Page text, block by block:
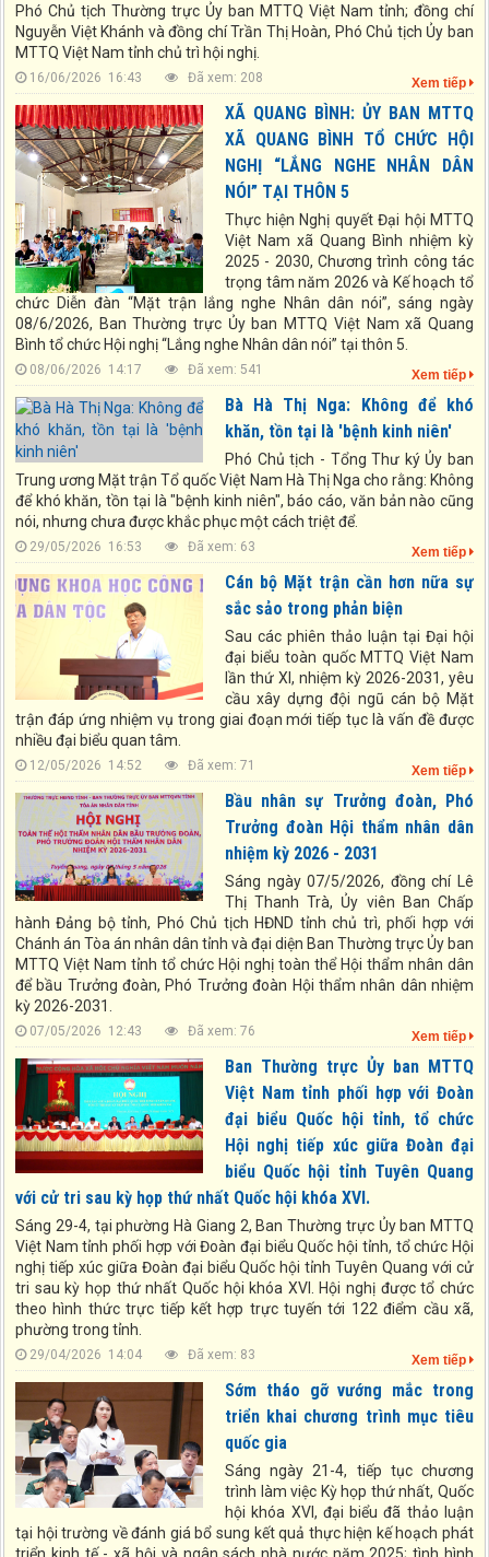
Phó Chủ tịch Thường trực Ủy ban MTTQ Việt Nam tỉnh; đồng chí
Nguyễn Việt Khánh và đồng chí Trần Thị Hoàn, Phó Chủ tịch Ủy ban
MTTQ Việt Nam tỉnh chủ trì hội nghị.
16/06/2026 16:43 Đã xem: 208 Xem tiếp
XÃ QUANG BÌNH: ỦY BAN MTTQ
XÃ QUANG BÌNH TỔ CHỨC HỘI
NGHỊ “LẮNG NGHE NHÂN DÂN
NÓI” TẠI THÔN 5
Thực hiện Nghị quyết Đại hội MTTQ
Việt Nam xã Quang Bình nhiệm kỳ
2025 - 2030, Chương trình công tác
trọng tâm năm 2026 và Kế hoạch tổ
chức Diễn đàn “Mặt trận lắng nghe Nhân dân nói”, sáng ngày
08/6/2026, Ban Thường trực Ủy ban MTTQ Việt Nam xã Quang
Bình tổ chức Hội nghị “Lắng nghe Nhân dân nói” tại thôn 5.
08/06/2026 14:17 Đã xem: 541 Xem tiếp
Bà Hà Thị Nga: Không để khó
khăn, tồn tại là 'bệnh kinh niên'
Phó Chủ tịch - Tổng Thư ký Ủy ban
Trung ương Mặt trận Tổ quốc Việt Nam Hà Thị Nga cho rằng: Không
để khó khăn, tồn tại là "bệnh kinh niên", báo cáo, văn bản nào cũng
nói, nhưng chưa được khắc phục một cách triệt để.
29/05/2026 16:53 Đã xem: 63 Xem tiếp
Cán bộ Mặt trận cần hơn nữa sự
sắc sảo trong phản biện
Sau các phiên thảo luận tại Đại hội
đại biểu toàn quốc MTTQ Việt Nam
lần thứ XI, nhiệm kỳ 2026-2031, yêu
cầu xây dựng đội ngũ cán bộ Mặt
trận đáp ứng nhiệm vụ trong giai đoạn mới tiếp tục là vấn đề được
nhiều đại biểu quan tâm.
12/05/2026 14:52 Đã xem: 71 Xem tiếp
Bầu nhân sự Trưởng đoàn, Phó
Trưởng đoàn Hội thẩm nhân dân
nhiệm kỳ 2026 - 2031
Sáng ngày 07/5/2026, đồng chí Lê
Thị Thanh Trà, Ủy viên Ban Chấp
hành Đảng bộ tỉnh, Phó Chủ tịch HĐND tỉnh chủ trì, phối hợp với
Chánh án Tòa án nhân dân tỉnh và đại diện Ban Thường trực Ủy ban
MTTQ Việt Nam tỉnh tổ chức Hội nghị toàn thể Hội thẩm nhân dân
để bầu Trưởng đoàn, Phó Trưởng đoàn Hội thẩm nhân dân nhiệm
kỳ 2026-2031.
07/05/2026 12:43 Đã xem: 76 Xem tiếp
Ban Thường trực Ủy ban MTTQ
Việt Nam tỉnh phối hợp với Đoàn
đại biểu Quốc hội tỉnh, tổ chức
Hội nghị tiếp xúc giữa Đoàn đại
biểu Quốc hội tỉnh Tuyên Quang
với cử tri sau kỳ họp thứ nhất Quốc hội khóa XVI.
Sáng 29-4, tại phường Hà Giang 2, Ban Thường trực Ủy ban MTTQ
Việt Nam tỉnh phối hợp với Đoàn đại biểu Quốc hội tỉnh, tổ chức Hội
nghị tiếp xúc giữa Đoàn đại biểu Quốc hội tỉnh Tuyên Quang với cử
tri sau kỳ họp thứ nhất Quốc hội khóa XVI. Hội nghị được tổ chức
theo hình thức trực tiếp kết hợp trực tuyến tới 122 điểm cầu xã,
phường trong tỉnh.
29/04/2026 14:04 Đã xem: 83 Xem tiếp
Sớm tháo gỡ vướng mắc trong
triển khai chương trình mục tiêu
quốc gia
Sáng ngày 21-4, tiếp tục chương
trình làm việc Kỳ họp thứ nhất, Quốc
hội khóa XVI, đại biểu đã thảo luận
tại hội trường về đánh giá bổ sung kết quả thực hiện kế hoạch phát